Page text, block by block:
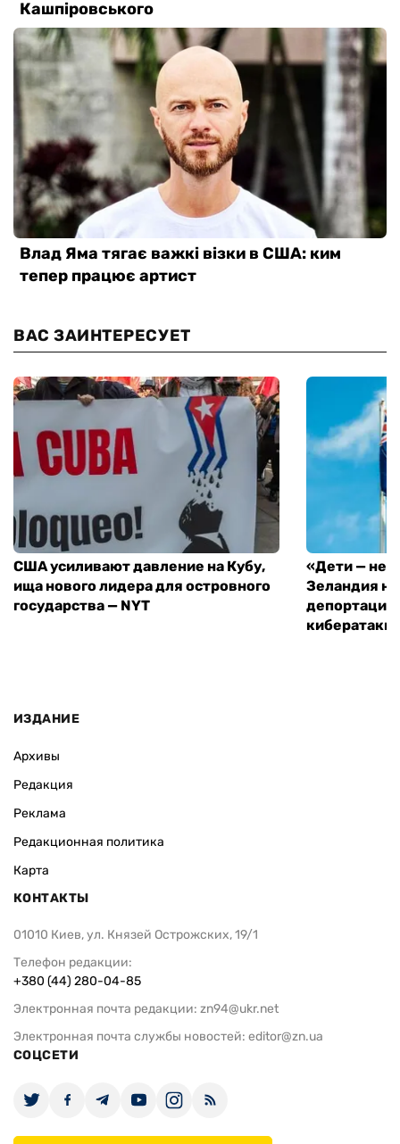
ВАС ЗАИНТЕРЕСУЕТ
США усиливают давление на Кубу,
ища нового лидера для островного
государства — NYT
«Дети — не
Зеландия
депортацию
кибератаки
ИЗДАНИЕ
Архивы
Редакция
Реклама
Редакционная политика
Карта
КОНТАКТЫ
01010 Киев, ул. Князей Острожских, 19/1
Телефон редакции:
+380 (44) 280-04-85
Электронная почта редакции: zn94@ukr.net
Электронная почта службы новостей: editor@zn.ua
СОЦСЕТИ